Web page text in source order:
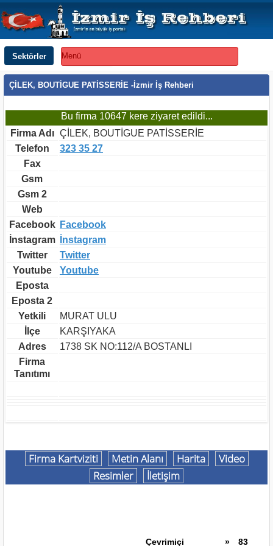
Sektörler Menü
ÇİLEK, BOUTİGUE PATİSSERİE -İzmir İş Rehberi
Bu firma 10647 kere ziyaret edildi...
Firma Adı ÇİLEK, BOUTİGUE PATİSSERİE
Telefon
323 35 27
Fax
Gsm
Gsm 2
Web
Facebook Facebook
İnstagram
İnstagram
Twitter
Twitter
Youtube
Youtube
Eposta
Eposta 2
Yetkili
MURAT ULU
İlçe
KARŞIYAKA
Adres
1738 SK NO:112/A BOSTANLI
Firma
Tanıtımı
Firma Kartviziti Metin Alanı Harita
Video
Resimler
İletişim
Çevrimiçi » 83